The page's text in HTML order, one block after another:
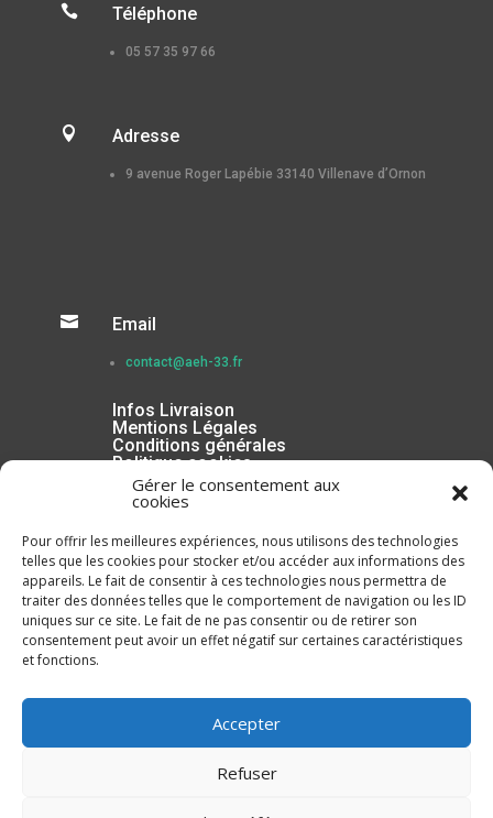
Gérer le consentement aux
cookies
Pour offrir les meilleures expériences, nous utilisons des technologies
telles que les cookies pour stocker et/ou accéder aux informations des
appareils. Le fait de consentir à ces technologies nous permettra de
traiter des données telles que le comportement de navigation ou les ID
uniques sur ce site. Le fait de ne pas consentir ou de retirer son
consentement peut avoir un effet négatif sur certaines caractéristiques
et fonctions.
Accepter
Refuser
 Téléphone
05 57 35 97 66
 Adresse
9 avenue Roger Lapébie 33140 Villenave d’Ornon
 Email
contact@aeh-33.fr
Infos Livraison
Mentions Légales
Conditions générales
Politique cookies